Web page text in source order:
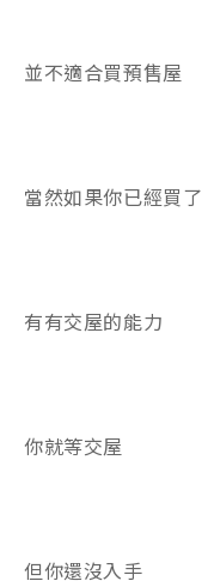
並不適合買預售屋
當然如果你已經買了
有有交屋的能力
你就等交屋
但你還沒入手